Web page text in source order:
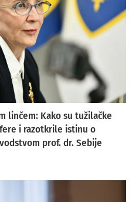
linčem: Kako su tužilačke
i razotkrile istinu o
prof. dr. Sebije